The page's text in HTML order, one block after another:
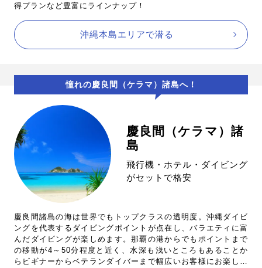
得プランなど豊富にラインナップ！
沖縄本島エリアで潜る
憧れの慶良間（ケラマ）諸島へ！
慶良間（ケラマ）諸
島
飛行機・ホテル・ダイビング
がセットで格安
慶良間諸島の海は世界でもトップクラスの透明度。沖縄ダイビ
ングを代表するダイビングポイントが点在し、バラエティに富
んだダイビングが楽しめます。那覇の港からでもポイントまで
の移動が4～50分程度と近く、水深も浅いところもあることか
らビギナーからベテランダイバーまで幅広いお客様にお楽しみ